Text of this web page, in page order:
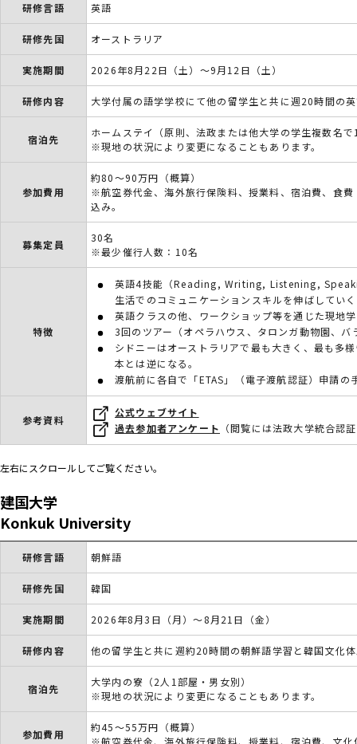
研修言語 英語
研修先国 オーストラリア
実施期間 2026年8月22日（土）～9月12日（土）
研修内容 大学付属の語学学校にて他の留学生と共に週20時間の
宿泊先
ホームステイ（原則、法政または他大学の学生複数名
※現地の状況により変更になることもあります。
参加費用
約80～90万円（概算）
※航空券代金、海外旅行保険料、授業料、宿泊費、食
込み。
募集定員
30名
※最少催行人数：10名
特徴
英語4技能（Reading, Writing, Listening,
生活でのコミュニケーションスキルを伸ばしてい
英語クラスの他、ワークショップ等を通じた現地
3回のツアー（オペラハウス、タロンガ動物園、
シドニーはオーストラリアで最も大きく、最も多
本とは逆になる。
渡航前に各自で「ETAS」（電子渡航認証）申請の
参考資料
公式ウェブサイト
過去参加者アンケート （閲覧には法政大学統合認
左右にスクロールしてご覧ください。
建国大学
Konkuk University
研修言語 朝鮮語
研修先国 韓国
実施期間 2026年8月3日（月）～8月21日（金）
研修内容 他の留学生と共に週約20時間の朝鮮語学習と韓国文化
宿泊先
大学内の寮（2人1部屋・男女別）
※現地の状況により変更になることもあります。
参加費用
約45～55万円（概算）
※航空券代金、海外旅行保険料、授業料、宿泊費、文化